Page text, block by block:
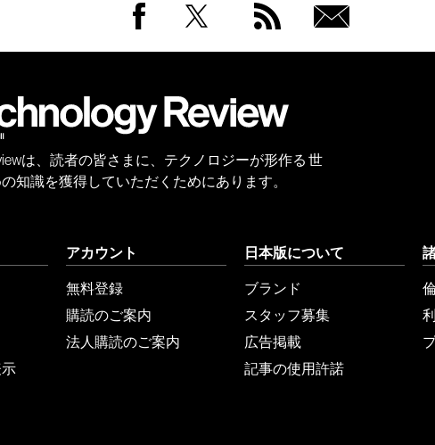
会員
は、読者の皆さまに、テクノロジーが形作る 世
知識を獲得していただくためにあります。
アカウント
無料登録
購読のご案内
法人購読のご案内
日本版について
ブランド
スタッフ募集
広告掲載
記事の使用許諾